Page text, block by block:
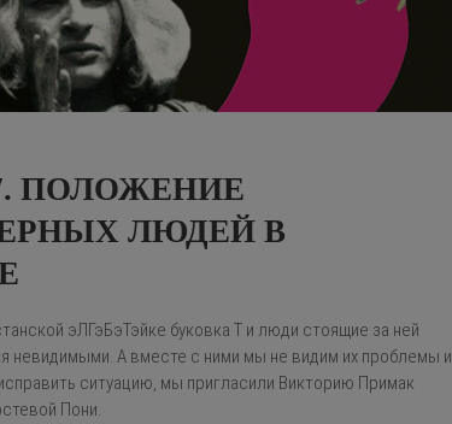
ПОЛОЖЕНИЕ
ЛЮДЕЙ В
эЛГэБэТэйке буковка Т и люди стоящие за ней
невидимыми. А вместе с ними мы не видим их проблемы и
ситуацию, мы пригласили Викторию Примак
Пони.